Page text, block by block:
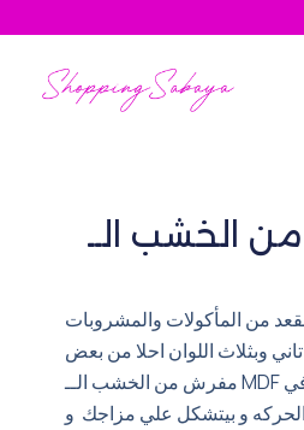
content
من المأكولات والمشروبات
وبثلاث اللوان احلا من بعض
مفرش من الخشب الــ MDF المستورد المعالج ضد المياة والاتربه سهل في
و بيتشكل علي مزاجك و